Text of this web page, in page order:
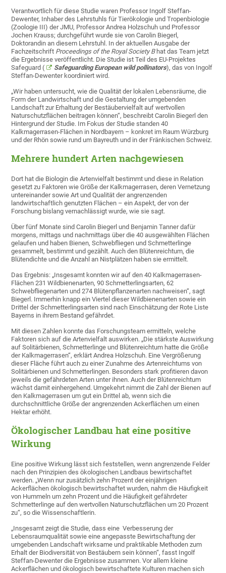
Verantwortlich für diese Studie waren Professor Ingolf Steffan-
Dewenter, Inhaber des Lehrstuhls für Tierökologie und Tropenbiologie
(Zoologie III) der JMU, Professor Andrea Holzschuh und Professor
Jochen Krauss; durchgeführt wurde sie von Carolin Biegerl,
Doktorandin an diesem Lehrstuhl. In der aktuellen Ausgabe der
Fachzeitschrift Proceedings of the Royal Society B hat das Team jetzt
die Ergebnisse veröffentlicht. Die Studie ist Teil des EU-Projektes
Safeguard (
Safeguarding European wild pollinators), das von Ingolf
Steffan-Dewenter koordiniert wird.
„Wir haben untersucht, wie die Qualität der lokalen Lebensräume, die
Form der Landwirtschaft und die Gestaltung der umgebenden
Landschaft zur Erhaltung der Bestäubervielfalt auf wertvollen
Naturschutzflächen beitragen können“, beschreibt Carolin Biegerl den
Hintergrund der Studie. Im Fokus der Studie standen 40
Kalkmagerrasen-Flächen in Nordbayern – konkret im Raum Würzburg
und der Rhön sowie rund um Bayreuth und in der Fränkischen Schweiz.
Mehrere hundert Arten nachgewiesen
Dort hat die Biologin die Artenvielfalt bestimmt und diese in Relation
gesetzt zu Faktoren wie Größe der Kalkmagerrasen, deren Vernetzung
untereinander sowie Art und Qualität der angrenzenden
landwirtschaftlich genutzten Flächen – ein Aspekt, der von der
Forschung bislang vernachlässigt wurde, wie sie sagt.
Über fünf Monate sind Carolin Biegerl und Benjamin Tanner dafür
morgens, mittags und nachmittags über die 40 ausgewählten Flächen
gelaufen und haben Bienen, Schwebfliegen und Schmetterlinge
gesammelt, bestimmt und gezählt. Auch den Blütenreichtum, die
Blütendichte und die Anzahl an Nistplätzen haben sie ermittelt.
Das Ergebnis: „Insgesamt konnten wir auf den 40 Kalkmagerrasen-
Flächen 231 Wildbienenarten, 90 Schmetterlingsarten, 62
Schwebfliegenarten und 274 Blütenpflanzenarten nachweisen“, sagt
Biegerl. Immerhin knapp ein Viertel dieser Wildbienenarten sowie ein
Drittel der Schmetterlingsarten sind nach Einschätzung der Rote Liste
Bayerns in ihrem Bestand gefährdet.
Mit diesen Zahlen konnte das Forschungsteam ermitteln, welche
Faktoren sich auf die Artenvielfalt auswirken. „Die stärkste Auswirkung
auf Solitärbienen, Schmetterlinge und Blütenreichtum hatte die Größe
der Kalkmagerrasen“, erklärt Andrea Holzschuh. Eine Vergrößerung
dieser Fläche führt auch zu einer Zunahme des Artenreichtums von
Solitärbienen und Schmetterlingen. Besonders stark profitieren davon
jeweils die gefährdeten Arten unter ihnen. Auch der Blütenreichtum
wächst damit einhergehend. Umgekehrt nimmt die Zahl der Bienen auf
den Kalkmagerrasen um gut ein Drittel ab, wenn sich die
durchschnittliche Größe der angrenzenden Ackerflächen um einen
Hektar erhöht.
Ökologischer Landbau hat eine positive
Wirkung
Eine positive Wirkung lässt sich feststellen, wenn angrenzende Felder
nach den Prinzipien des ökologischen Landbaus bewirtschaftet
werden. „Wenn nur zusätzlich zehn Prozent der einjährigen
Ackerflächen ökologisch bewirtschaftet wurden, nahm die Häufigkeit
von Hummeln um zehn Prozent und die Häufigkeit gefährdeter
Schmetterlinge auf den wertvollen Naturschutzflächen um 20 Prozent
zu“, so die Wissenschaftlerin.
„Insgesamt zeigt die Studie, dass eine Verbesserung der
Lebensraumqualität sowie eine angepasste Bewirtschaftung der
umgebenden Landschaft wirksame und praktikable Methoden zum
Erhalt der Biodiversität von Bestäubern sein können“, fasst Ingolf
Steffan-Dewenter die Ergebnisse zusammen. Vor allem kleine
Ackerflächen und ökologisch bewirtschaftete Kulturen machen sich